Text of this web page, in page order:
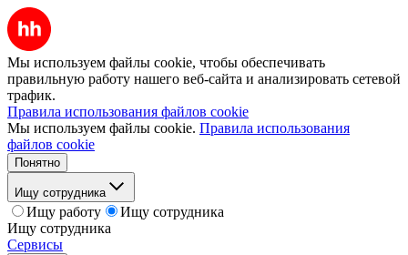
Мы используем файлы cookie, чтобы обеспечивать
правильную работу нашего веб-сайта и анализировать сетевой
трафик.
Правила использования файлов cookie
Мы используем файлы cookie. Правила использования
файлов cookie
Понятно
Ищу сотрудника
Ищу работу
Ищу сотрудника
Ищу сотрудника
Сервисы